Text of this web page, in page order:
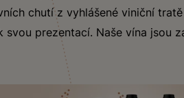
chutí z vyhlášené viniční
prezentací. Naše vína jsou